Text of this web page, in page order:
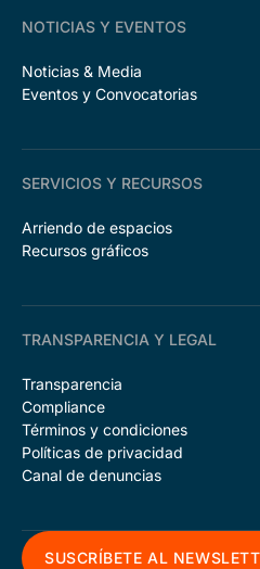
NOTICIAS Y EVENTOS
Noticias & Media
Eventos y Convocatorias
SERVICIOS Y RECURSOS
Arriendo de espacios
Recursos gráficos
TRANSPARENCIA Y LEGAL
Transparencia
Compliance
Términos y condiciones
Políticas de privacidad
Canal de denuncias
SUSCRÍBETE AL